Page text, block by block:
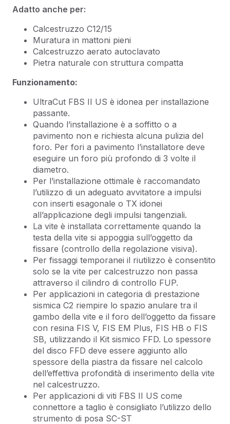
Adatto anche per:
Calcestruzzo C12/15
Muratura in mattoni pieni
Calcestruzzo aerato autoclavato
Pietra naturale con struttura compatta
Funzionamento:
UltraCut FBS II US è idonea per installazione
passante.
Quando l’installazione è a soffitto o a
pavimento non e richiesta alcuna pulizia del
foro. Per fori a pavimento l’installatore deve
eseguire un foro più profondo di 3 volte il
diametro.
Per l’installazione ottimale è raccomandato
l’utilizzo di un adeguato avvitatore a impulsi
con inserti esagonale o TX idonei
all’applicazione degli impulsi tangenziali.
La vite è installata correttamente quando la
testa della vite si appoggia sull’oggetto da
fissare (controllo della regolazione visiva).
Per fissaggi temporanei il riutilizzo è consentito
solo se la vite per calcestruzzo non passa
attraverso il cilindro di controllo FUP.
Per applicazioni in categoria di prestazione
sismica C2 riempire lo spazio anulare tra il
gambo della vite e il foro dell’oggetto da fissare
con resina FIS V, FIS EM Plus, FIS HB o FIS
SB, utilizzando il Kit sismico FFD. Lo spessore
del disco FFD deve essere aggiunto allo
spessore della piastra da fissare nel calcolo
dell’effettiva profondità di inserimento della vite
nel calcestruzzo.
Per applicazioni di viti FBS II US come
connettore a taglio è consigliato l’utilizzo dello
strumento di posa SC-ST